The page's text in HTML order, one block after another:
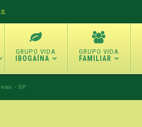
IBOGAÍNA FAMILIAR
- SP